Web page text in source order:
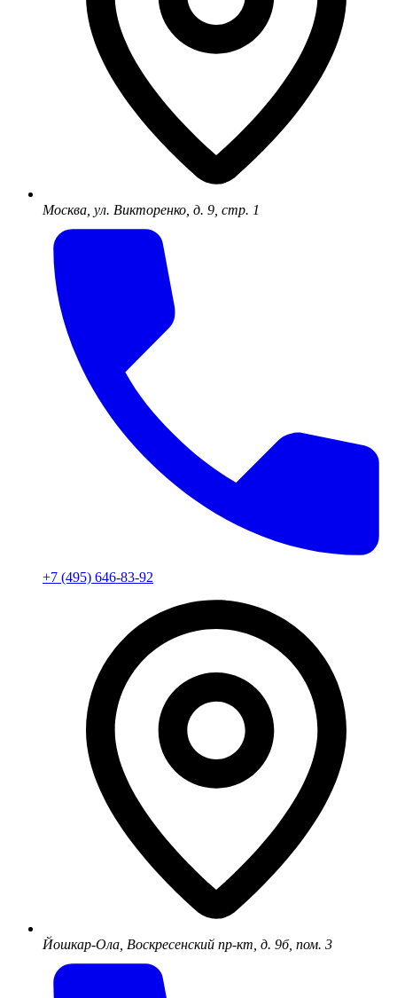
Москва, ул. Викторенко, д. 9, стр. 1
+7 (495) 646-83-92
Йошкар-Ола, Воскресенский пр-кт, д. 9б, пом. 3